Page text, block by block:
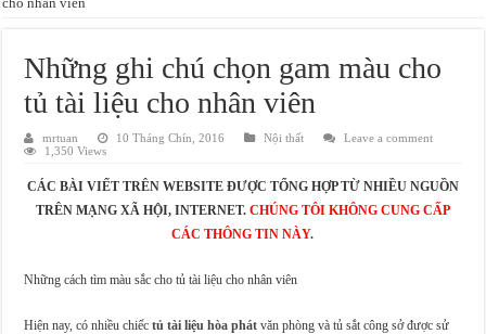
Những ghi chú chọn gam màu cho
tủ tài liệu cho nhân viên
mrtuan 10 Tháng Chín, 2016 Nội thất
Leave a comment
1,350 Views
CÁC BÀI VIẾT TRÊN WEBSITE ĐƯỢC TỔNG HỢP TỪ NHIỀU NGUỒN
TRÊN MẠNG XÃ HỘI, INTERNET. CHÚNG TÔI KHÔNG CUNG CẤP
CÁC THÔNG TIN NÀY.
Những cách tìm màu sắc cho tủ tài liệu cho nhân viên
Hiện nay, có nhiều chiếctủ tài liệu hòa phát văn phòng và tủ sắt công sở được sử